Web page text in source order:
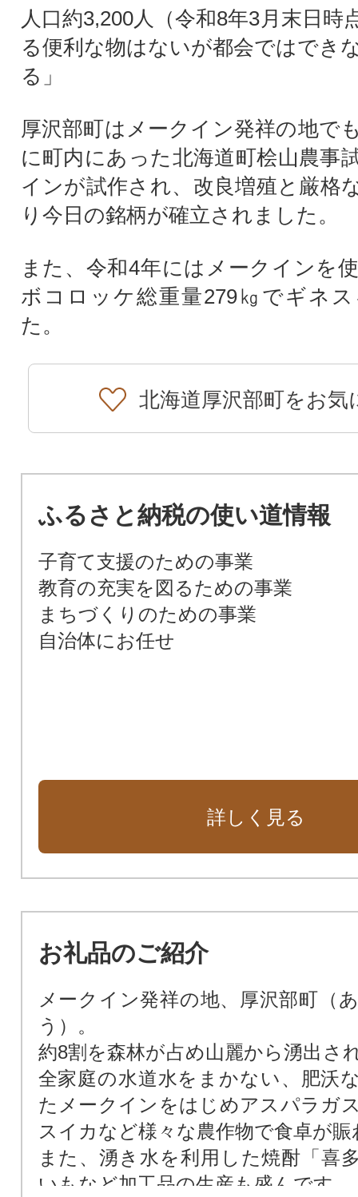
人口約3,200人（令和8年3月末日時
る便利な物はないが都会ではでき
る」
厚沢部町はメークイン発祥の地で
に町内にあった北海道町桧山農事
インが試作され、改良増殖と厳格
り今日の銘柄が確立されました。
また、令和4年にはメークインを
ボコロッケ総重量279㎏でギネ
た。
北海道厚沢部町をお気
ふるさと納税の使い道情報
子育て支援のための事業
教育の充実を図るための事業
まちづくりのための事業
自治体にお任せ
詳しく見る
お礼品のご紹介
メークイン発祥の地、厚沢部町（
う）。
約8割を森林が占め山麗から湧出さ
全家庭の水道水をまかない、肥沃
たメークインをはじめアスパラガ
スイカなど様々な農作物で食卓が
また、湧き水を利用した焼酎「喜
いもなど加工品の生産も盛んです。